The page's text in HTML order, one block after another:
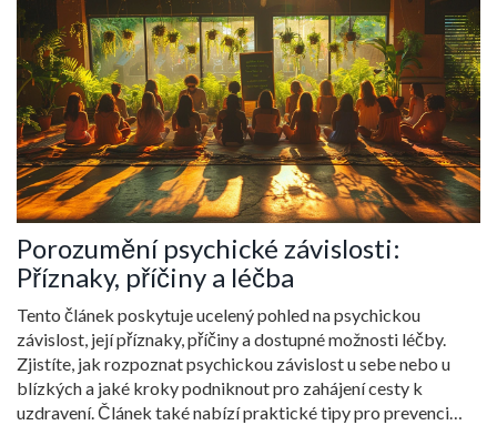
Porozumění psychické závislosti:
Příznaky, příčiny a léčba
Tento článek poskytuje ucelený pohled na psychickou
závislost, její příznaky, příčiny a dostupné možnosti léčby.
Zjistíte, jak rozpoznat psychickou závislost u sebe nebo u
blízkých a jaké kroky podniknout pro zahájení cesty k
uzdravení. Článek také nabízí praktické tipy pro prevenci